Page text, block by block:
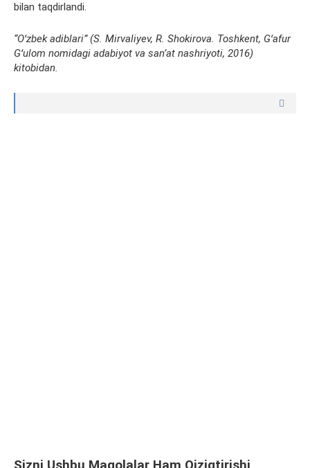
bilan taqdirlandi.
“Oʻzbek adiblari” (S. Mirvaliyev, R. Shokirova. Toshkent, Gʻafur
Gʻulom nomidagi adabiyot va sanʼat nashriyoti, 2016)
kitobidan.